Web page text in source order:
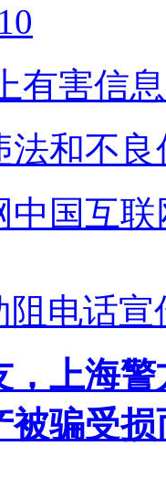
有害信
法和不
中国互
阻电话宣
上海
被骗受